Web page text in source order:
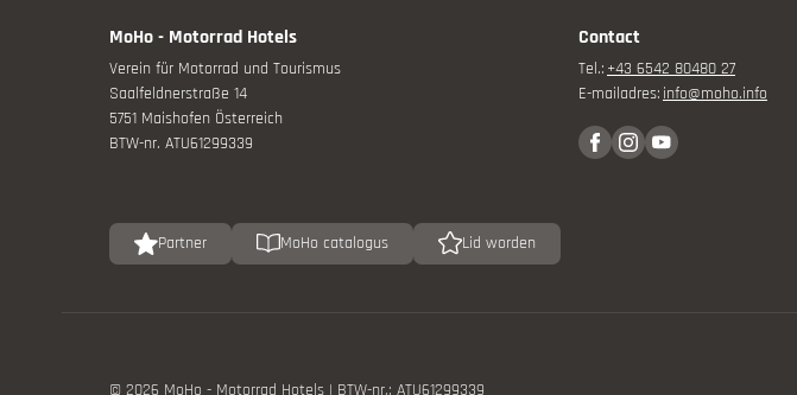
Beurzen & evenementen
MoHo - Motorrad Hotels
Verein für Motorrad und Tourismus
Saalfeldnerstraße 14
5751 Maishofen Österreich
BTW-nr. ATU61299339
Contact
Tel.: +43 6542 80480 27
E-mailadres: info@moho.info
Partner MoHo catalogus Lid worden
© 2026 MoHo - Motorrad Hotels | BTW-nr.: ATU61299339